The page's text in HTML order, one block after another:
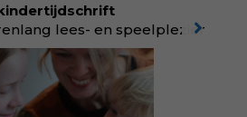
lees- en speelplezier
en denkers.
ambachtelijk gemaakte
snelle gooimaarweg-
filmpjes. Het mooiste